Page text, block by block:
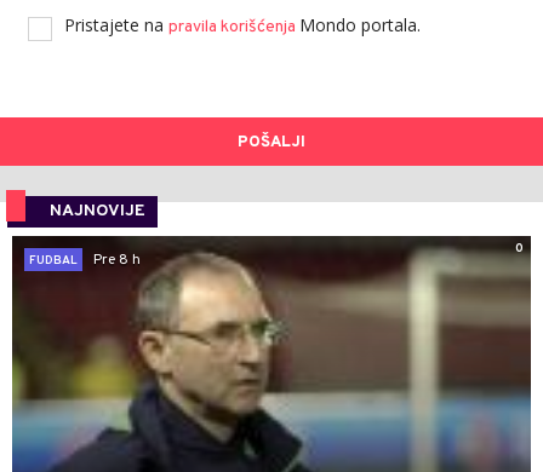
Pristajete na pravila korišćenja Mondo portala.
POŠALJI
NAJNOVIJE
0
FUDBAL
Pre 8 h